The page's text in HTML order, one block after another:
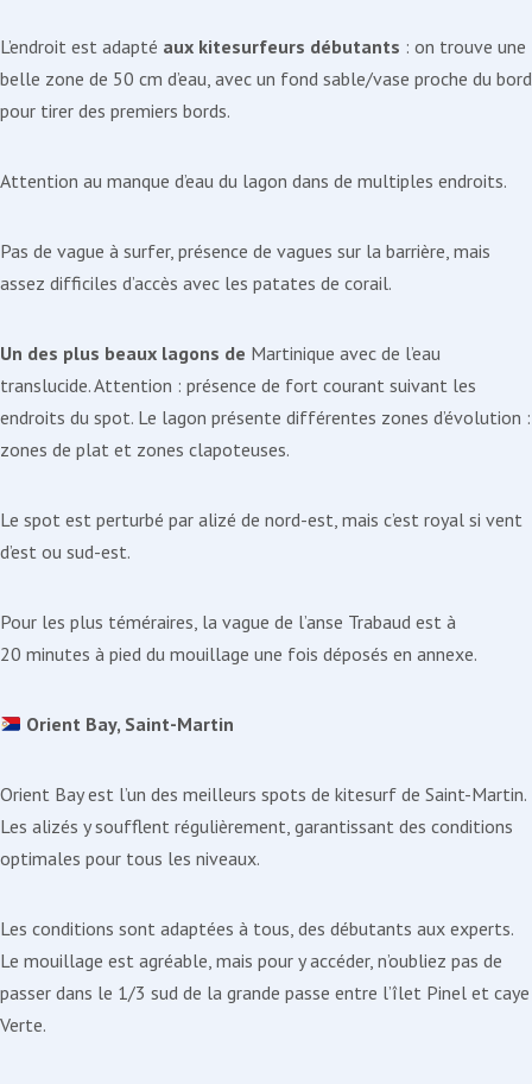
L’endroit est adapté aux kitesurfeurs débutants : on trouve une
belle zone de 50 cm d’eau, avec un fond sable/vase proche du bord
pour tirer des premiers bords.
Attention au manque d’eau du lagon dans de multiples endroits.
Pas de vague à surfer, présence de vagues sur la barrière, mais
assez difficiles d’accès avec les patates de corail.
Un des plus beaux lagons de Martinique avec de l’eau
translucide. Attention : présence de fort courant suivant les
endroits du spot. Le lagon présente différentes zones d’évolution :
zones de plat et zones clapoteuses.
Le spot est perturbé par alizé de nord-est, mais c’est royal si vent
d’est ou sud-est.
Pour les plus téméraires, la vague de l’anse Trabaud est à
20 minutes à pied du mouillage une fois déposés en annexe.
Orient Bay, Saint-Martin
Orient Bay est l’un des meilleurs spots de kitesurf de Saint-Martin.
Les alizés y soufflent régulièrement, garantissant des conditions
optimales pour tous les niveaux.
Les conditions sont adaptées à tous, des débutants aux experts.
Le mouillage est agréable, mais pour y accéder, n’oubliez pas de
passer dans le 1/3 sud de la grande passe entre l’îlet Pinel et caye
Verte.